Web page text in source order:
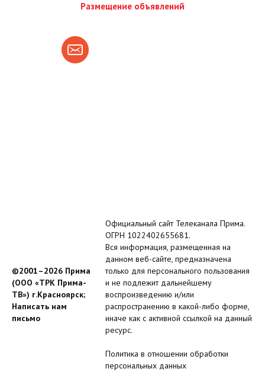
Размещение объявлений
©2001–2026 Прима
(ООО «ТРК Прима-
ТВ») г.Красноярск;
Написать нам
письмо
Официальный сайт Телеканала Прима.
ОГРН 1022402655681.
Вся информация, размещенная на
данном веб-сайте, предназначена
только для персонального пользования
и не подлежит дальнейшему
воспроизведению и/или
распространению в какой-либо форме,
иначе как с активной ссылкой на данный
ресурс.
Политика в отношении обработки
персональных данных